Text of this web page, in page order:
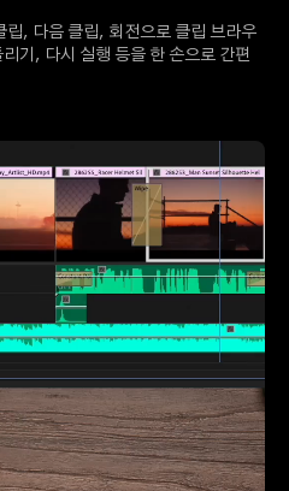
, 다음 클립, 회전으로 클립 브라우
기, 다시 실행 등을 한 손으로 간편